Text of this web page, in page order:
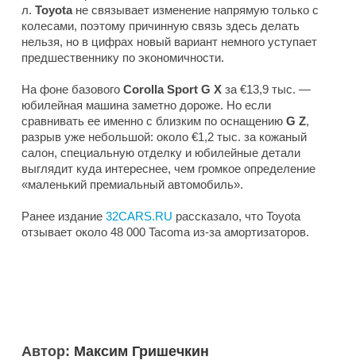
л. Toyotaне связывает изменение напрямую только с
колесами, поэтому причинную связь здесь делать
нельзя, но в цифрах новый вариант немного уступает
предшественнику по экономичности.
На фоне базового Corolla Sport G X за €13,9 тыс. —
юбилейная машина заметно дороже. Но если
сравнивать ее именно с близким по оснащению G Z,
разрыв уже небольшой: около €1,2 тыс. за кожаный
салон, специальную отделку и юбилейные детали
выглядит куда интереснее, чем громкое определение
«маленький премиальный автомобиль».
Ранее издание 32CARS.RU рассказало, что Toyota
отзывает около 48 000 Tacoma из-за амортизаторов.
Автор: Максим Гришечкин